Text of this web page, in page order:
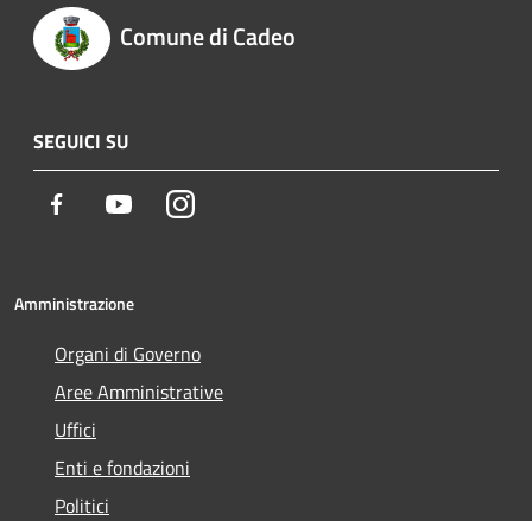
Comune di Cadeo
SEGUICI SU
Facebook YoutubeInstagram
Amministrazione
Organi di Governo
Aree Amministrative
Uffici
Enti e fondazioni
Politici